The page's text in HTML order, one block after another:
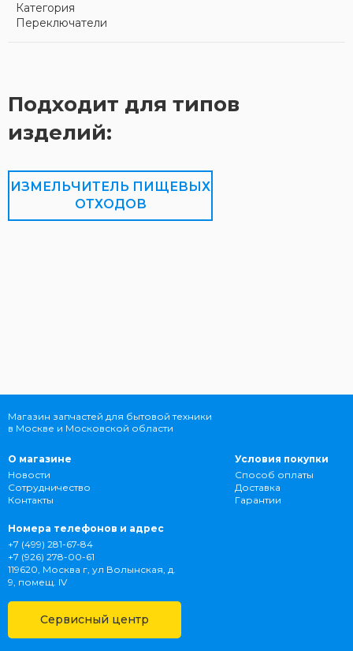
Категория
Переключатели
Подходит для типов
изделий:
ИЗМЕЛЬЧИТЕЛЬ ПИЩЕВЫХ
ОТХОДОВ
Магазин запчастей для бытовой техники
в Москве и Московской области
О магазине
Новости
Сотрудничество
Контакты
Условия покупки
Способ оплаты
Доставка
Гарантии
Номера телефонов и адрес
+7 (499) 281-67-84
+7 (926) 278-00-61
119620, Москва г, ул Волынская, д.
9, помещ. IV
Сервисный центр